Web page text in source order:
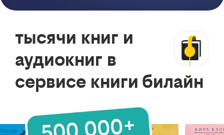
тысячи книг и
аудиокниг в
сервисе книги билайн